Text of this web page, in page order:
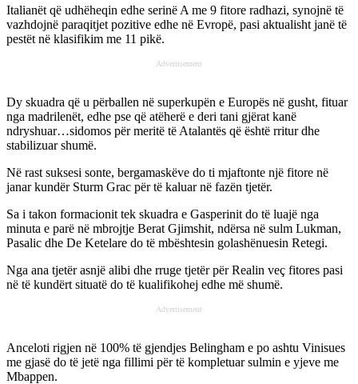
Italianët që udhëheqin edhe serinë A me 9 fitore radhazi, synojnë të
vazhdojnë paraqitjet pozitive edhe në Evropë, pasi aktualisht janë të
pestët në klasifikim me 11 pikë.
Advertisement
Dy skuadra që u përballen në superkupën e Europës në gusht, fituar
nga madrilenët, edhe pse që atëherë e deri tani gjërat kanë
ndryshuar…sidomos për meritë të Atalantës që është rritur dhe
stabilizuar shumë.
Në rast suksesi sonte, bergamaskëve do ti mjaftonte një fitore në
janar kundër Sturm Grac për të kaluar në fazën tjetër.
Sa i takon formacionit tek skuadra e Gasperinit do të luajë nga
minuta e parë në mbrojtje Berat Gjimshit, ndërsa në sulm Lukman,
Pasalic dhe De Ketelare do të mbështesin golashënuesin Retegi.
Nga ana tjetër asnjë alibi dhe rruge tjetër për Realin veç fitores pasi
në të kundërt situatë do të kualifikohej edhe më shumë.
Advertisement
Anceloti rigjen në 100% të gjendjes Belingham e po ashtu Vinisues
me gjasë do të jetë nga fillimi për të kompletuar sulmin e yjeve me
Mbappen.